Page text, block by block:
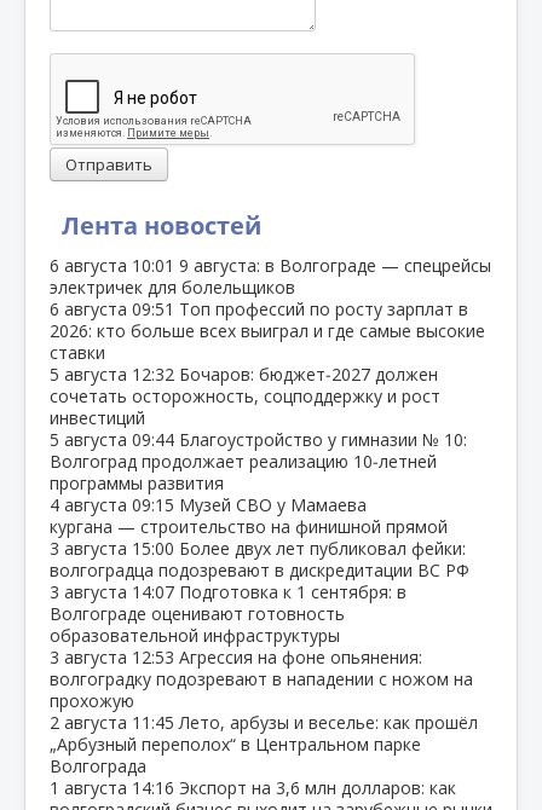
Лента новостей
6 августа 10:01 9 августа: в Волгограде — спецрейсы
электричек для болельщиков
6 августа 09:51 Топ профессий по росту зарплат в
2026: кто больше всех выиграл и где самые высокие
ставки
5 августа 12:32 Бочаров: бюджет‑2027 должен
сочетать осторожность, соцподдержку и рост
инвестиций
5 августа 09:44 Благоустройство у гимназии № 10:
Волгоград продолжает реализацию 10‑летней
программы развития
4 августа 09:15 Музей СВО у Мамаева
кургана — строительство на финишной прямой
3 августа 15:00 Более двух лет публиковал фейки:
волгоградца подозревают в дискредитации ВС РФ
3 августа 14:07 Подготовка к 1 сентября: в
Волгограде оценивают готовность
образовательной инфраструктуры
3 августа 12:53 Агрессия на фоне опьянения:
волгоградку подозревают в нападении с ножом на
прохожую
2 августа 11:45 Лето, арбузы и веселье: как прошёл
„Арбузный переполох“ в Центральном парке
Волгограда
1 августа 14:16 Экспорт на 3,6 млн долларов: как
Отправить